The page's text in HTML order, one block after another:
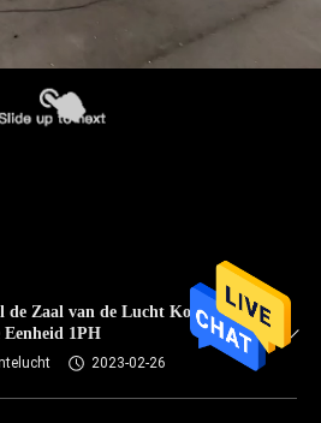
de Zaal van de Lucht Koelere
Eenheid 1PH
2023-02-26